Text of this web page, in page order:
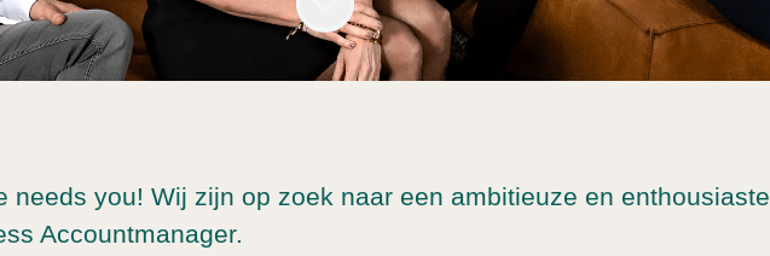
needs you! Wij zijn op zoek naar een ambitieuze en enthousiaste
Accountmanager.